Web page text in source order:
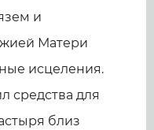
и
Матери
исцеления.
средства для
близ